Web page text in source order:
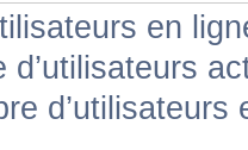
en
d’utilisateurs